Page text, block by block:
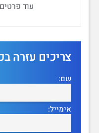
עוד פרטים
צריכים עזרה
שם:
אימייל: